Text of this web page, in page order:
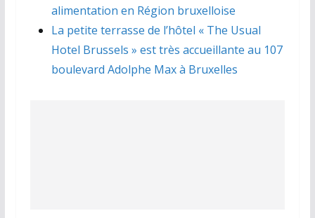
alimentation en Région bruxelloise
La petite terrasse de l’hôtel « The Usual
Hotel Brussels » est très accueillante au 107
boulevard Adolphe Max à Bruxelles